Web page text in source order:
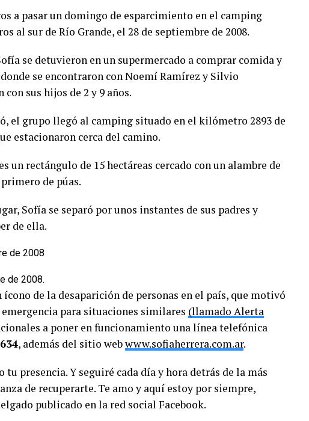
a pasar un domingo de esparcimiento en el camping
al sur de Río Grande, el 28 de septiembre de 2008.
se detuvieron en un supermercado a comprar comida y
se encontraron con Noemí Ramírez y Silvio
con sus hijos de 2 y 9 años.
el grupo llegó al camping situado en el kilómetro 2893 de
estacionaron cerca del camino.
un rectángulo de 15 hectáreas cercado con un alambre de
de púas.
Sofía se separó por unos instantes de sus padres y
de ella.
de 2008.
de la desaparición de personas en el país, que motivó
para situaciones similares (llamado Alerta
a poner en funcionamiento una línea telefónica
, además del sitio webwww.sofiaherrera.com.ar.
tu presencia. Y seguiré cada día y hora detrás de la más
de recuperarte. Te amo y aquí estoy por siempre,
publicado en la red social Facebook.